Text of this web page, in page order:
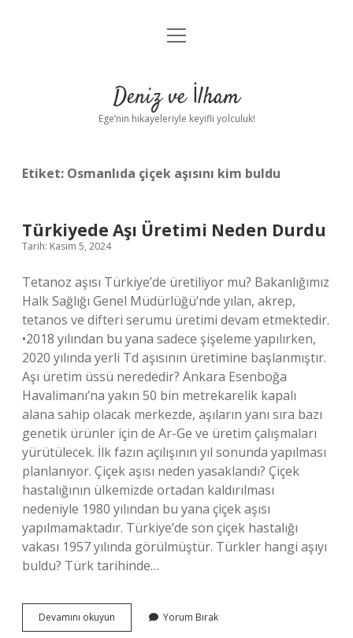
Anasayfa
Yasal Uyarı
menüyü
Deniz ve İlham
Ege’nin hikayeleriyle keyifli yolculuk!
Etiket: Osmanlıda çiçek aşısını kim buldu
Türkiyede Aşı Üretimi Neden Durdu
Tarih: Kasım 5, 2024
Tetanoz aşısı Türkiye’de üretiliyor mu? Bakanlığımız
Halk Sağlığı Genel Müdürlüğü’nde yılan, akrep,
tetanos ve difteri serumu üretimi devam etmektedir.
•2018 yılından bu yana sadece şişeleme yapılırken,
2020 yılında yerli Td aşısının üretimine başlanmıştır.
Aşı üretim üssü nerededir? Ankara Esenboğa
Havalimanı’na yakın 50 bin metrekarelik kapalı
alana sahip olacak merkezde, aşıların yanı sıra bazı
genetik ürünler için de Ar-Ge ve üretim çalışmaları
yürütülecek. İlk fazın açılışının yıl sonunda yapılması
planlanıyor. Çiçek aşısı neden yasaklandı? Çiçek
hastalığının ülkemizde ortadan kaldırılması
nedeniyle 1980 yılından bu yana çiçek aşısı
yapılmamaktadır. Türkiye’de son çiçek hastalığı
vakası 1957 yılında görülmüştür. Türkler hangi aşıyı
buldu? Türk tarihinde…
Devamını okuyun Türkiyede
Aşı
Yorum Bırak